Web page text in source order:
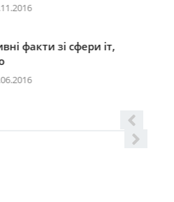
факти зі сфери іт,